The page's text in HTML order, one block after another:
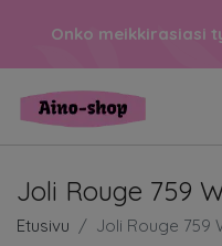
Onko meikkirasiasi
Joli Rouge 759
Etusivu Joli Rouge 759